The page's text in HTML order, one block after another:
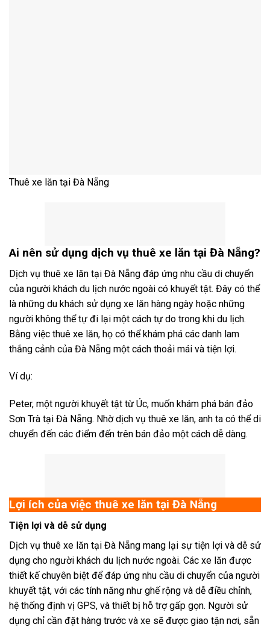
Thuê xe lăn tại Đà Nẵng
Ai nên sử dụng dịch vụ thuê xe lăn tại Đà Nẵng?
Dịch vụ thuê xe lăn tại Đà Nẵng đáp ứng nhu cầu di chuyển
của người khách du lịch nước ngoài có khuyết tật. Đây có thể
là những du khách sử dụng xe lăn hàng ngày hoặc những
người không thể tự đi lại một cách tự do trong khi du lịch.
Bằng việc thuê xe lăn, họ có thể khám phá các danh lam
thắng cảnh của Đà Nẵng một cách thoải mái và tiện lợi.
Ví dụ:
Peter, một người khuyết tật từ Úc, muốn khám phá bán đảo
Sơn Trà tại Đà Nẵng. Nhờ dịch vụ thuê xe lăn, anh ta có thể di
chuyển đến các điểm đến trên bán đảo một cách dễ dàng.
Lợi ích của việc thuê xe lăn tại Đà Nẵng
Tiện lợi và dễ sử dụng
Dịch vụ thuê xe lăn tại Đà Nẵng mang lại sự tiện lợi và dễ sử
dụng cho người khách du lịch nước ngoài. Các xe lăn được
thiết kế chuyên biệt để đáp ứng nhu cầu di chuyển của người
khuyết tật, với các tính năng như ghế rộng và dễ điều chỉnh,
hệ thống định vị GPS, và thiết bị hỗ trợ gấp gọn. Người sử
dụng chỉ cần đặt hàng trước và xe sẽ được giao tận nơi, sẵn